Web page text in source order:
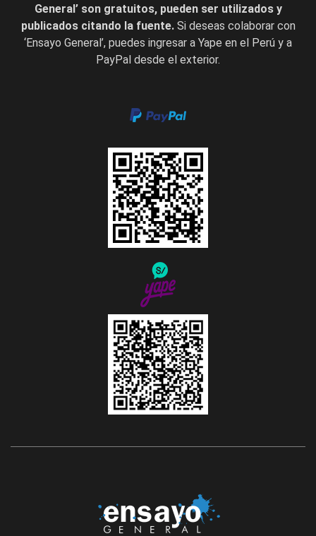
General’ son gratuitos, pueden ser utilizados y
publicados citando la fuente. Si deseas colaborar con
‘Ensayo General’, puedes ingresar a Yape en el Perú y a
PayPal desde el exterior.